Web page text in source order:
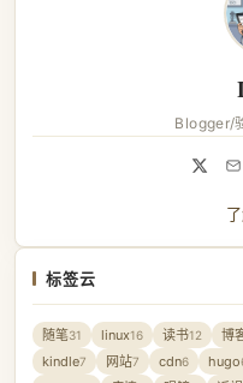
Blogger/
标签云
随笔31 linux16 读书12 博
kindle7 网站7 cdn6 hugo